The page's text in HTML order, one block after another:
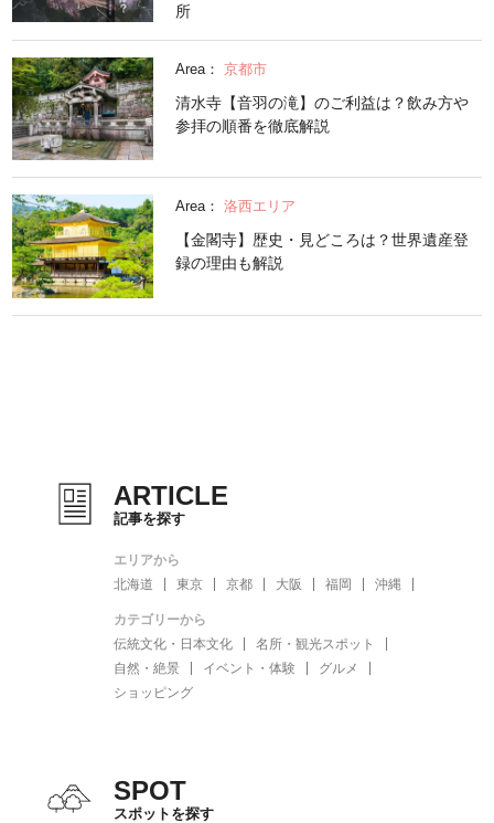
所
Area： 京都市
清水寺【音羽の滝】のご利益は？飲み方や
参拝の順番を徹底解説
Area： 洛西エリア
【金閣寺】歴史・見どころは？世界遺産登
録の理由も解説
ARTICLE
記事を探す
エリアから
北海道
東京 京都 大阪 福岡 沖縄
カテゴリーから
伝統文化・日本文化
名所・観光スポット
自然・絶景
イベント・体験
グルメ
ショッピング
SPOT
スポットを探す